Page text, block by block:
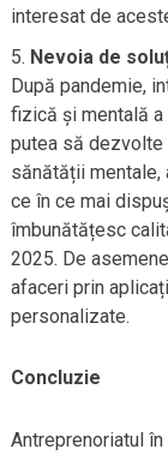
interesat de
Nevoia de
După pandemie,
fizică și mentală
putea să dezvolte
sănătății mentale,
ce în ce mai
îmbunătățesc
2025. De
afaceri prin
personalizate.
Concluzie
Antreprenoriatul